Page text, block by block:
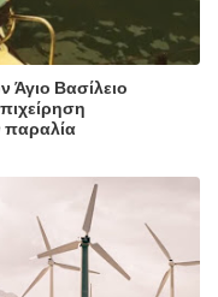
Άγιο Βασίλειο
παραλία